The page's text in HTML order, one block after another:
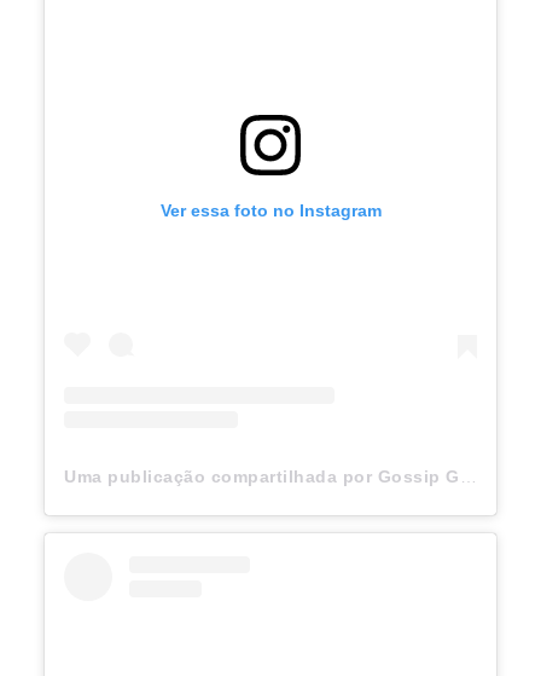
Ver essa foto no Instagram